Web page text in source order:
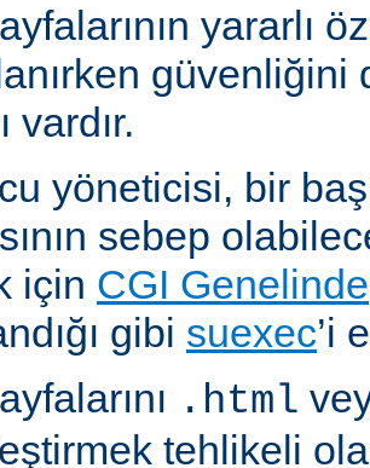
yararlı
güvenliğini
vardır.
yöneticisi, bir
sebep
için CGI Genelinde
gibi suexec’i
.html
tehlikeli